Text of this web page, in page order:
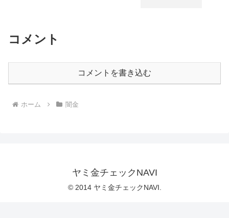
コメント
コメントを書き込む
ホーム 闇金
ヤミ金チェックNAVI
© 2014 ヤミ金チェックNAVI.